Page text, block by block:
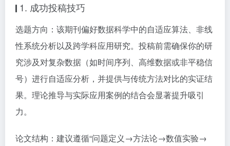
1. 成功投稿技巧
选题方向：该期刊偏好数据科学中的自适应算法、非线
性系统分析以及跨学科应用研究。投稿前需确保你的研
究涉及对复杂数据（如时间序列、高维数据或非平稳信
号）进行自适应分析，并提供与传统方法对比的实证结
果。理论推导与实际应用案例的结合会显著提升吸引
力。
论文结构：建议遵循“问题定义→方法论→数值实验→